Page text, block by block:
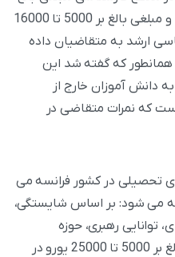
بر 3000 تا 12/300 یورو می باشد و مبلغی بالغ بر 5000 تا 16000
ارشد به متقاضیان داده
که گفته شد این
دانش آموزان خارج از
است که نمرات متقاضی در
تحصیلی در کشور فرانسه می
می شود: بر اساس شایستگی،
رهبری، حوزه
مطالعات قبلی و غیره که مبلغی بالغ بر 5000 تا 25000 یورو در